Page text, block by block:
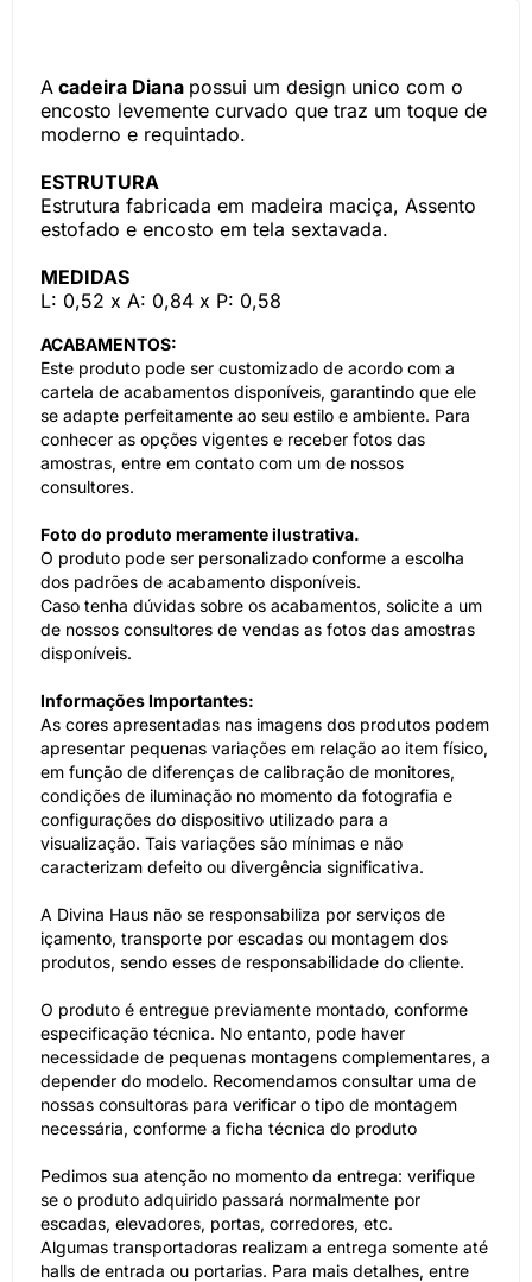
A cadeira Diana possui um design unico com o
encosto levemente curvado que traz um toque de
moderno e requintado.
ESTRUTURA
Estrutura fabricada em madeira maciça, Assento
estofado e encosto em tela sextavada.
MEDIDAS
L: 0,52 x A: 0,84 x P: 0,58
ACABAMENTOS:
Este produto pode ser customizado de acordo com a
cartela de acabamentos disponíveis, garantindo que ele
se adapte perfeitamente ao seu estilo e ambiente. Para
conhecer as opções vigentes e receber fotos das
amostras, entre em contato com um de nossos
consultores.
Foto do produto meramente ilustrativa.
O produto pode ser personalizado conforme a escolha
dos padrões de acabamento disponíveis.
Caso tenha dúvidas sobre os acabamentos, solicite a um
de nossos consultores de vendas as fotos das amostras
disponíveis.
Informações Importantes:
As cores apresentadas nas imagens dos produtos podem
apresentar pequenas variações em relação ao item físico,
em função de diferenças de calibração de monitores,
condições de iluminação no momento da fotografia e
configurações do dispositivo utilizado para a
visualização. Tais variações são mínimas e não
caracterizam defeito ou divergência significativa.
A Divina Haus não se responsabiliza por serviços de
içamento, transporte por escadas ou montagem dos
produtos, sendo esses de responsabilidade do cliente.
O produto é entregue previamente montado, conforme
especificação técnica. No entanto, pode haver
necessidade de pequenas montagens complementares, a
depender do modelo. Recomendamos consultar uma de
nossas consultoras para verificar o tipo de montagem
necessária, conforme a ficha técnica do produto
Pedimos sua atenção no momento da entrega: verifique
se o produto adquirido passará normalmente por
escadas, elevadores, portas, corredores, etc.
Algumas transportadoras realizam a entrega somente até
halls de entrada ou portarias. Para mais detalhes, entre